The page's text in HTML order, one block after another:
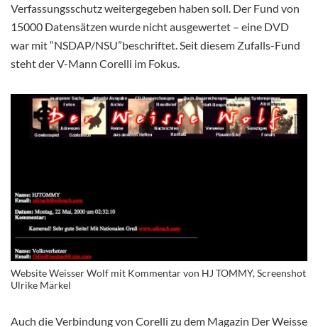
Verfassungsschutz weitergegeben haben soll. Der Fund von
15000 Datensätzen wurde nicht ausgewertet – eine DVD
war mit “NSDAP/NSU”beschriftet. Seit diesem Zufalls-Fund
steht der V-Mann Corelli im Fokus.
Website Weisser Wolf mit Kommentar von HJ TOMMY, Screenshot
Ulrike Märkel
Auch die Verbindung von Corelli zu dem Magazin Der Weisse